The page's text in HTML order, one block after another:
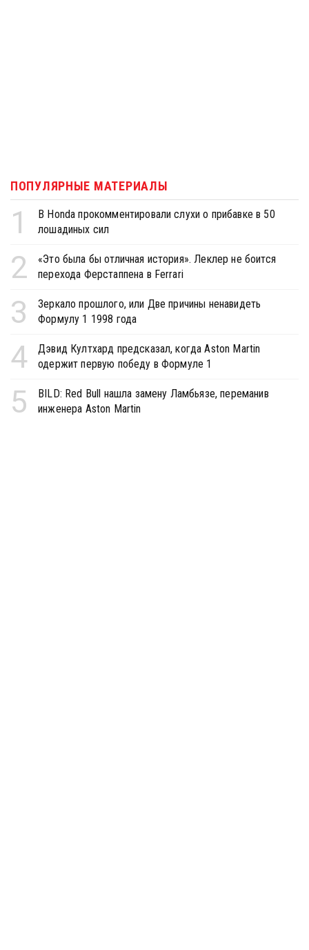
ПОПУЛЯРНЫЕ МАТЕРИАЛЫ
1
В Honda прокомментировали слухи о прибавке в 50
лошадиных сил
2
«Это была бы отличная история». Леклер не боится
перехода Ферстаппена в Ferrari
3
Зеркало прошлого, или Две причины ненавидеть
Формулу 1 1998 года
4
Дэвид Култхард предсказал, когда Aston Martin
одержит первую победу в Формуле 1
5
BILD: Red Bull нашла замену Ламбьязе, переманив
инженера Aston Martin